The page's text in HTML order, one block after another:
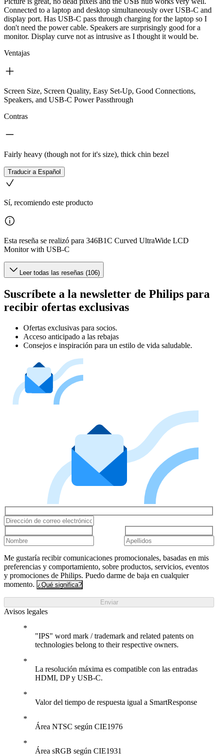
Connected to a laptop and desktop simultaneously over USB-C and
display port. Has USB-C pass through charging for the laptop so I
don't need the power cable. Speakers are surprisingly good for a
monitor. Display curve not as intrusive as I thought it would be.
Ventajas
Screen Size, Screen Quality, Easy Set-Up, Good Connections,
Speakers, and USB-C Power Passthrough
Contras
Fairly heavy (though not for it's size), thick chin bezel
Traducir a Español
Sí, recomiendo este producto
Esta reseña se realizó para 346B1C Curved UltraWide LCD
Monitor with USB-C
Leer todas las reseñas (106)
Suscríbete a la newsletter de Philips para
recibir ofertas exclusivas
Ofertas exclusivas para socios.
Acceso anticipado a las rebajas
Consejos e inspiración para un estilo de vida saludable.
Me gustaría recibir comunicaciones promocionales, basadas en mis
preferencias y comportamiento, sobre productos, servicios, eventos
y promociones de Philips. Puedo darme de baja en cualquier
momento. ¿Qué significa?
Enviar
Avisos legales
"IPS" word mark / trademark and related patents on
technologies belong to their respective owners.
La resolución máxima es compatible con las entradas
HDMI, DP y USB-C.
Valor del tiempo de respuesta igual a SmartResponse
Área NTSC según CIE1976
Área sRGB según CIE1931